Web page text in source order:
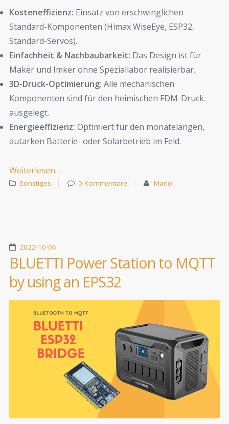
Kosteneffizienz: Einsatz von erschwinglichen
Standard-Komponenten (Himax WiseEye, ESP32,
Standard-Servos).
Einfachheit & Nachbaubarkeit: Das Design ist für
Maker und Imker ohne Speziallabor realisierbar.
3D-Druck-Optimierung: Alle mechanischen
Komponenten sind für den heimischen FDM-Druck
ausgelegt.
Energieeffizienz: Optimiert für den monatelangen,
autarken Batterie- oder Solarbetrieb im Feld.
Weiterlesen…
Sonstiges 0 Kommentare Mario
2022-10-06
BLUETTI Power Station to MQTT
by using an EPS32